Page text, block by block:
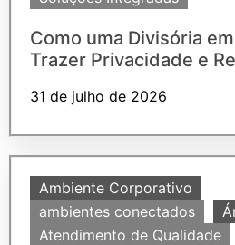
Como uma Divisória
Trazer Privacidade e
31 de julho de 2026
Ambiente Corporativo
ambientes conectados
Atendimento de Qualidade